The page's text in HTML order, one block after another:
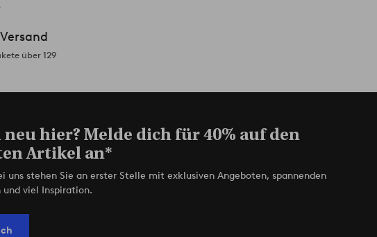
über 129
hier? Melde dich für 40% auf den
Artikel an*
uns stehen Sie an erster Stelle mit exklusiven Angeboten, spannenden
viel Inspiration.